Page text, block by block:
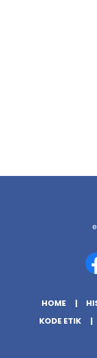
HOME
KODE ETIK